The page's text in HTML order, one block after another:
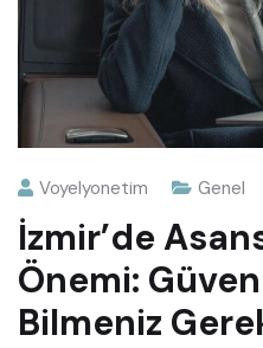
Voyelyonetim Genel
İzmir’de
Önemi:
Bilmeniz